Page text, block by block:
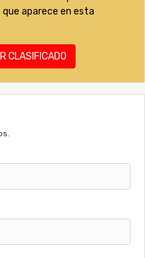
aparece en esta
CLASIFICADO